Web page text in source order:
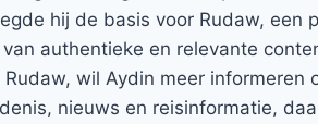
hij de basis voor Rudaw, een
authentieke en relevante
Rudaw, wil Aydin meer informeren
nieuws en reisinformatie,